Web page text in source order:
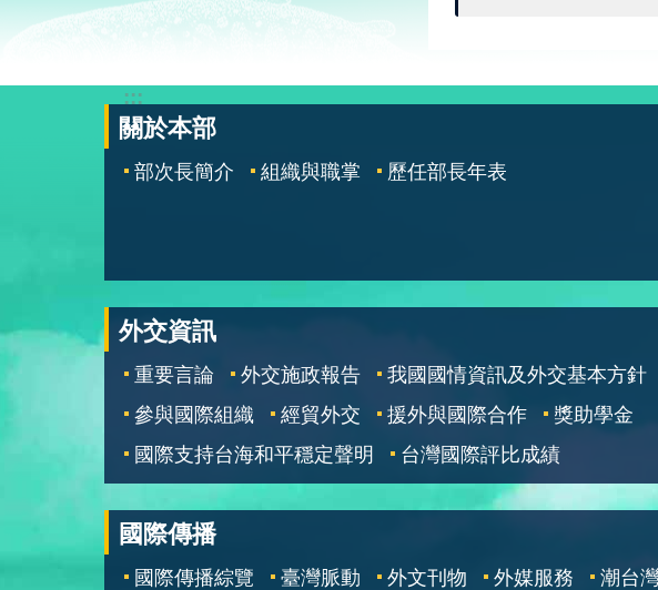
:::
關於本部
部次長簡介 組織與職掌 歷任部長年表
外交資訊
重要言論 外交施政報告
我國國情資訊及外交基本方針
參與國際組織
經貿外交 援外與國際合作
獎助學金
國際支持台海和平穩定聲明
台灣國際評比成績
國際傳播
國際傳播綜覽 臺灣脈動 外文刊物 外媒服務 潮台